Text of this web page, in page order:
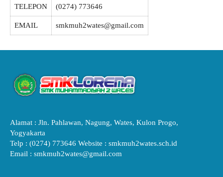
TELEPON (0274) 773646
EMAIL smkmuh2wates@gmail.com
Alamat : Jln. Pahlawan, Nagung, Wates, Kulon Progo,
Yogyakarta
Telp : (0274) 773646 Website : smkmuh2wates.sch.id
Email : smkmuh2wates@gmail.com